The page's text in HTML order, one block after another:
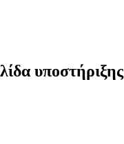
υποστήριξης